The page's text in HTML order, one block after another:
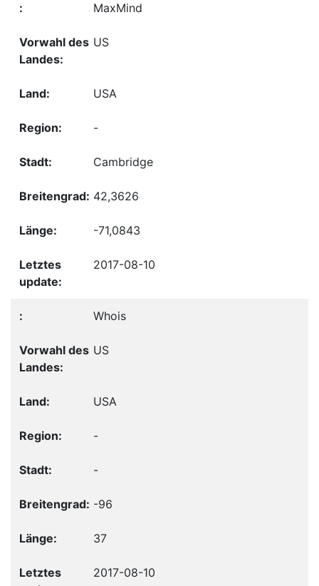
MaxMind
US
USA
-
Cambridge
42,3626
-71,0843
2017-08-10
Whois
US
USA
-
-
-96
37
2017-08-10